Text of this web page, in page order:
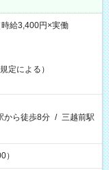
給3,400円×実働
定による）
から徒歩8分 / 三越前駅